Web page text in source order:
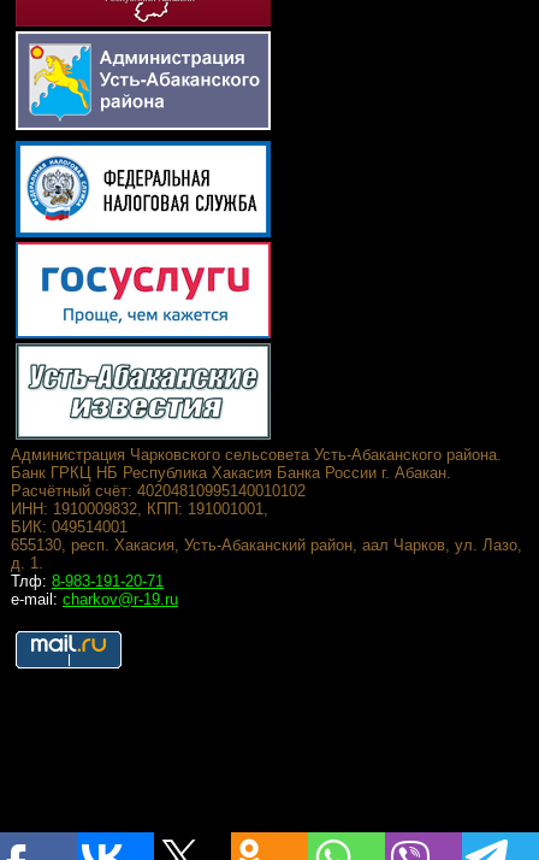
Администрация Чарковского сельсовета Усть-Абаканского района.
Банк ГРКЦ НБ Республика Хакасия Банка России г. Абакан.
Расчётный счёт: 40204810995140010102
ИНН: 1910009832, КПП: 191001001,
БИК: 049514001
655130, респ. Хакасия, Усть-Абаканский район, аал Чарков, ул. Лазо,
д. 1.
Тлф: 8-983-191-20-71
e-mail: charkov@r-19.ru